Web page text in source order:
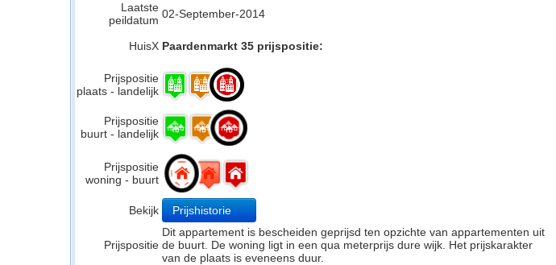
Laatste
peildatum 02-September-2014
HuisX Paardenmarkt 35 prijspositie:
Prijspositie
plaats - landelijk
Prijspositie
buurt - landelijk
Prijspositie
woning - buurt
Bekijk Prijshistorie
Prijspositie
Dit appartement is bescheiden geprijsd ten opzichte van appartementen uit
de buurt. De woning ligt in een qua meterprijs dure wijk. Het prijskarakter
van de plaats is eveneens duur.